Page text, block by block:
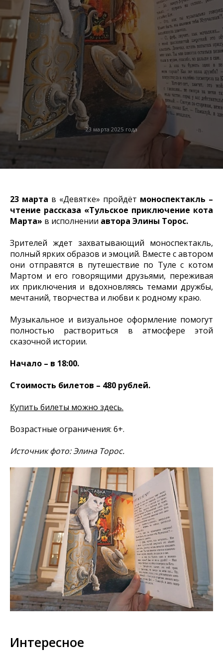
23 марта 2025 года
23 марта в «Девятке» пройдёт моноспектакль –
чтение рассказа «Тульское приключение кота
Марта» в исполнении автора Элины Торос.
Зрителей ждет захватывающий моноспектакль,
полный ярких образов и эмоций. Вместе с автором
они отправятся в путешествие по Туле с котом
Мартом и его говорящими друзьями, переживая
их приключения и вдохновляясь темами дружбы,
мечтаний, творчества и любви к родному краю.
Музыкальное и визуальное оформление помогут
полностью раствориться в атмосфере этой
сказочной истории.
Начало – в 18:00.
Стоимость билетов – 480 рублей.
Купить билеты можно здесь.
Возрастные ограничения: 6+.
Источник фото: Элина Торос.
Интересное